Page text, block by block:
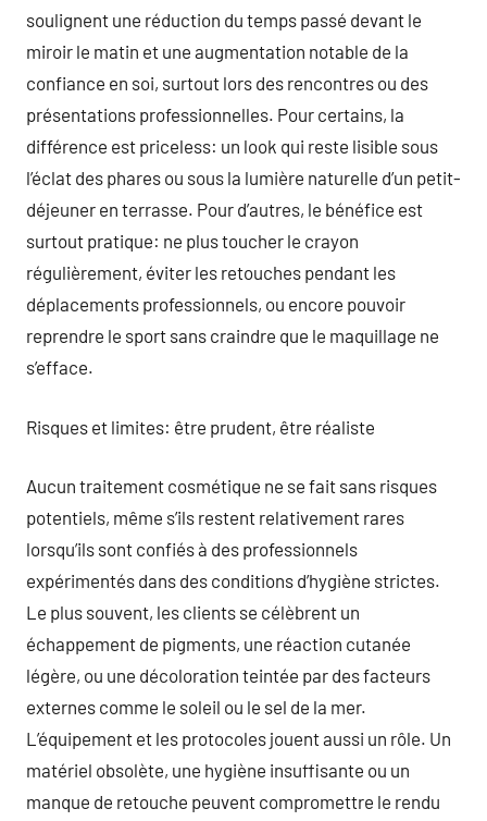
soulignent une réduction du temps passé devant le
miroir le matin et une augmentation notable de la
confiance en soi, surtout lors des rencontres ou des
présentations professionnelles. Pour certains, la
différence est priceless: un look qui reste lisible sous
l’éclat des phares ou sous la lumière naturelle d’un petit-
déjeuner en terrasse. Pour d’autres, le bénéfice est
surtout pratique: ne plus toucher le crayon
régulièrement, éviter les retouches pendant les
déplacements professionnels, ou encore pouvoir
reprendre le sport sans craindre que le maquillage ne
s’efface.
Risques et limites: être prudent, être réaliste
Aucun traitement cosmétique ne se fait sans risques
potentiels, même s’ils restent relativement rares
lorsqu’ils sont confiés à des professionnels
expérimentés dans des conditions d’hygiène strictes.
Le plus souvent, les clients se célèbrent un
échappement de pigments, une réaction cutanée
légère, ou une décoloration teintée par des facteurs
externes comme le soleil ou le sel de la mer.
L’équipement et les protocoles jouent aussi un rôle. Un
matériel obsolète, une hygiène insuffisante ou un
manque de retouche peuvent compromettre le rendu